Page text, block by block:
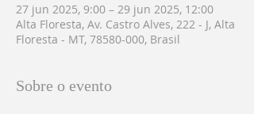
27 jun 2025, 9:00 – 29 jun 2025, 12:00
Alta Floresta, Av. Castro Alves, 222 - J, Alta
Floresta - MT, 78580-000, Brasil
Sobre o evento